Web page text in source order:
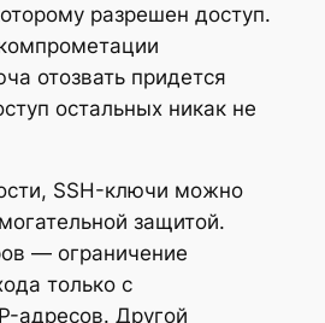
разрешен доступ.
отозвать придется
остальных никак не
SSH-ключи можно
защитой.
— ограничение
только с
адресов. Другой